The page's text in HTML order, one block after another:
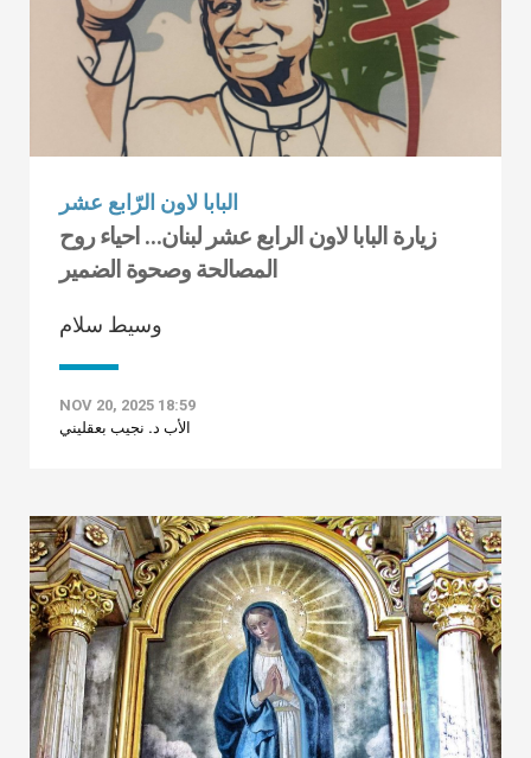
البابا لاون الرّابع عشر
زيارة البابا لاون الرابع عشر لبنان… احياء روح
المصالحة وصحوة الضمير
وسيط سلام
NOV 20, 2025 18:59
الأب د. نجيب بعقليني